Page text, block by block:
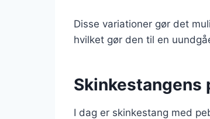
Disse variationer gør det
hvilket gør den til en
Skinkestangens
I dag er skinkestang med